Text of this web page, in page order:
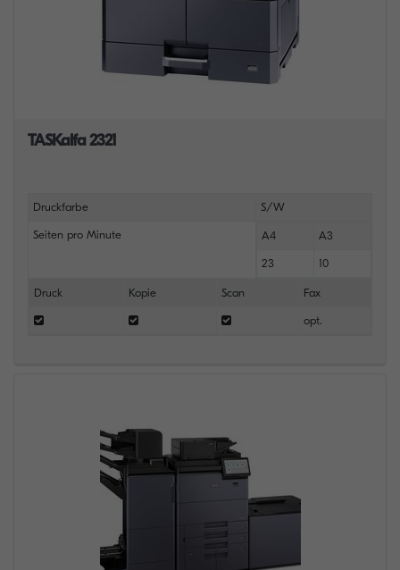
TASKalfa 2321
Druckfarbe S/W
Seiten pro Minute A4 A3
23 10
Druck Kopie Scan Fax
opt.